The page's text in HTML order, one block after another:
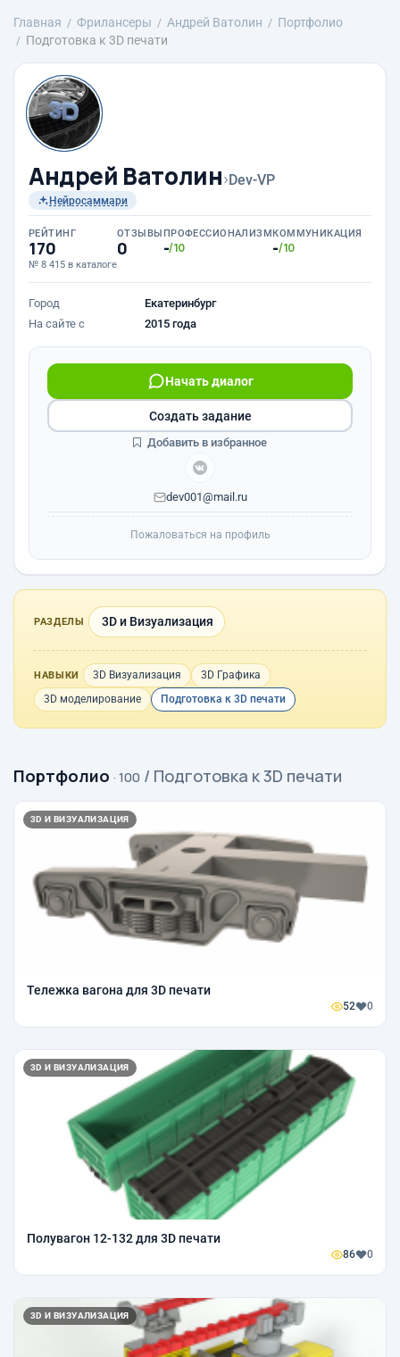
Главная Фрилансеры Андрей Ватолин
Портфолио
Подготовка к 3D печати
Андрей Ватолин›Dev-VP
Нейросаммари
РЕЙТИНГ
170
№ 8 415 в каталоге
ОТЗЫВЫ
0
ПРОФЕССИОНАЛИЗМ
-/10
КОММУНИКАЦИЯ
-/10
Город
Екатеринбург
На сайте с
2015 года
Начать диалог
dev001@mail.ru
Создать задание
Добавить в избранное
Пожаловаться на профиль
РАЗДЕЛЫ 3D и Визуализация
НАВЫКИ 3D Визуализация
3D Графика
3D моделирование
Подготовка к 3D печати
Портфолио · 100 / Подготовка к 3D печати
3D И ВИЗУАЛИЗАЦИЯ
Тележка вагона для 3D печати
52 0
3D И ВИЗУАЛИЗАЦИЯ
Полувагон 12-132 для 3D печати
86 0
3D И ВИЗУАЛИЗАЦИЯ